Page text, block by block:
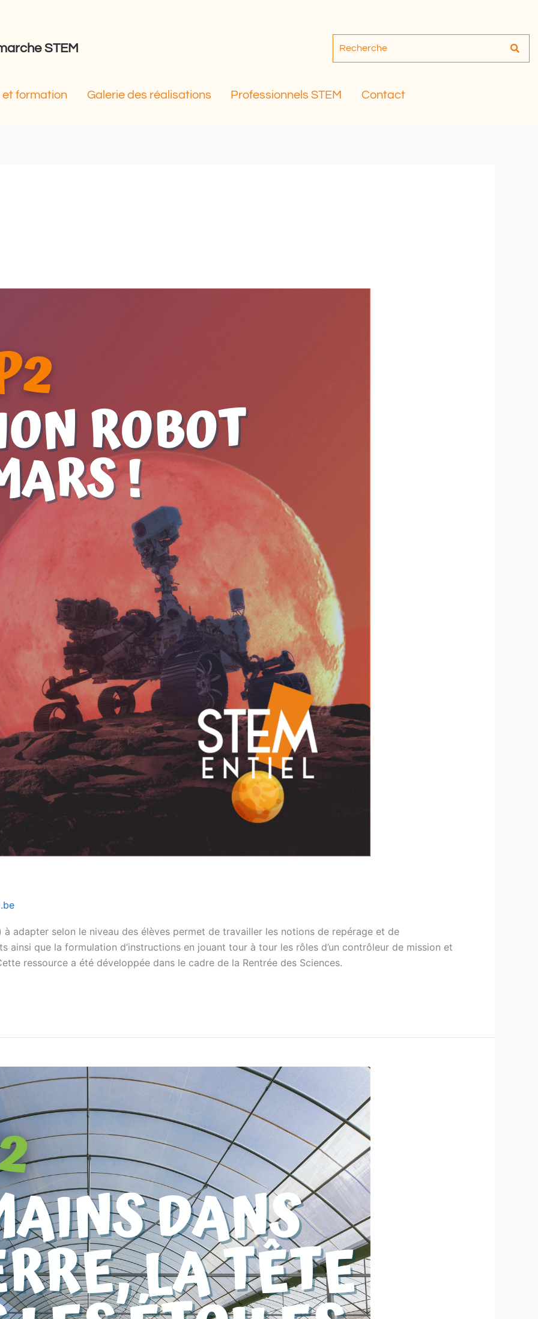
STEM
formation Galerie des réalisations Professionnels STEM Contact
adapter selon le niveau des élèves permet de travailler les notions de repérage et de
ainsi que la formulation d’instructions en jouant tour à tour les rôles d’un contrôleur de mission et
ressource a été développée dans le cadre de la Rentrée des Sciences.